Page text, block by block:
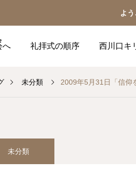
よ
へ 礼拝式の順序 西川口キ
未分類 2009年5月31日「信仰
未分類